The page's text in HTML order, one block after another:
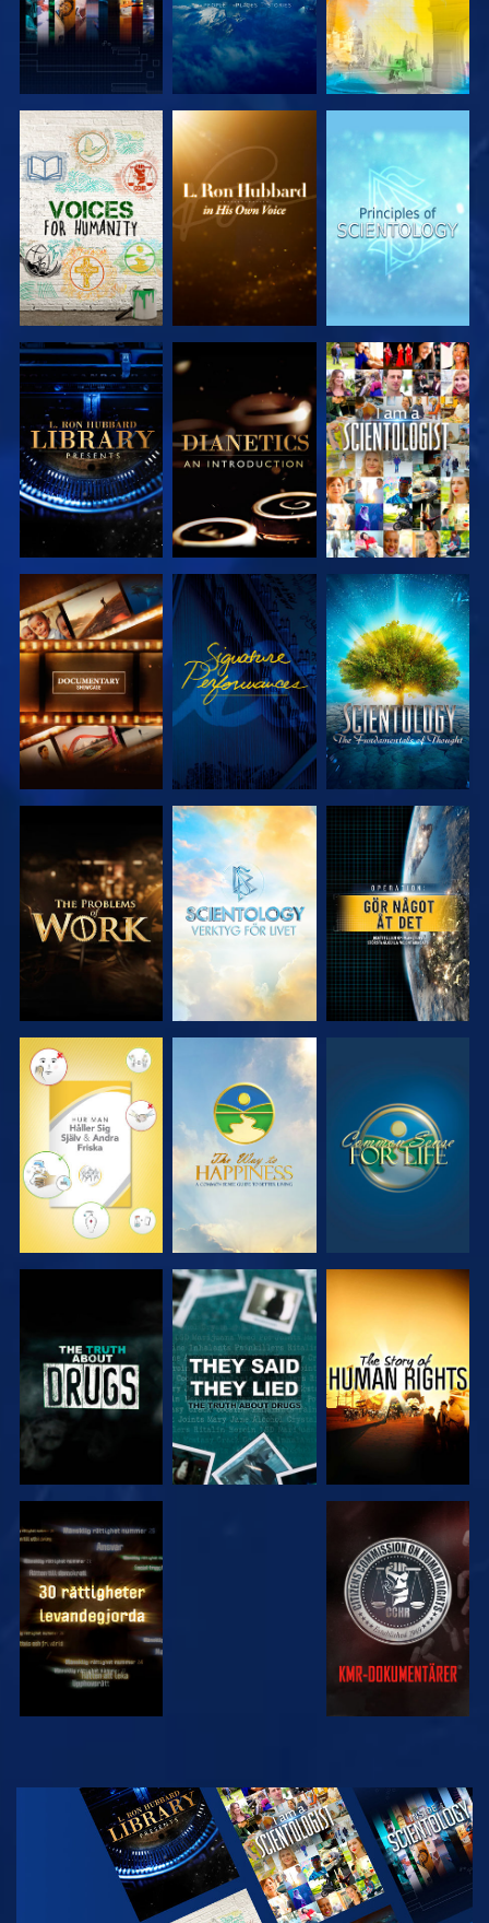
UTFORSKA
SERIEN
UTFORSKA
SERIEN
UTFORSKA
SERIEN
UTFORSKA
SERIEN
UTFORSKA
SERIEN
TITTA
UTFORSKA
SERIEN
TITTA
UTFORSKA
SERIEN
UTFORSKA
SERIEN
UTFORSKA
SERIEN
TITTA
TITTA TITTA TITTA
TITTA TITTA
TITTA TITTA
TITTA
UTFORSKA
SERIEN